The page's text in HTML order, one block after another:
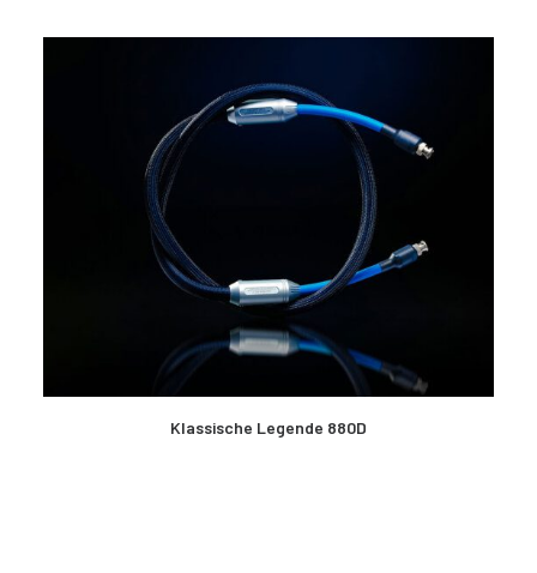
MEHR LESEN
Klassische Legende 880D